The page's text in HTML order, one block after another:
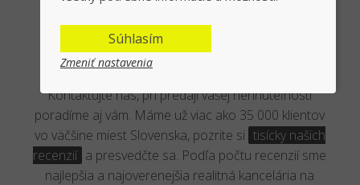
Overená kancelária reálnymi
klientmi
Kontaktujte nás, pri predaji vašej nehnuteľnosti
poradíme aj vám. Máme už viac ako 35 000 klientov
vo väčšine miest Slovenska, pozrite si tisícky našich
recenzií a presvedčte sa. Podľa počtu recenzií sme
najlepšia a najoverenejšia realitná kancelária na
Súhlasím
Zmeniť nastavenia